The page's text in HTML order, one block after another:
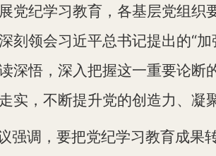
党纪学习教育，各基层党组织
刻领会习近平总书记提出的“
深悟，深入把握这一重要论断
实，不断提升党的创造力、
强调，要把党纪学习教育成果